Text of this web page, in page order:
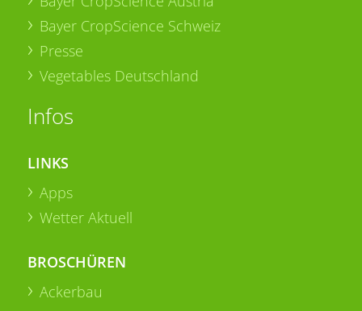
Bayer CropScience Schweiz
Presse
Vegetables Deutschland
Infos
LINKS
Apps
Wetter Aktuell
BROSCHÜREN
Ackerbau